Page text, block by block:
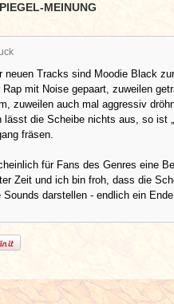
MEINUNG
neuen Tracks sind Moodie Black
Rap mit Noise gepaart, zuweilen
zuweilen auch mal aggressiv
lässt die Scheibe nichts aus, so ist
fräsen.
für Fans des Genres eine
Zeit und ich bin froh, dass die
Sounds darstellen - endlich ein